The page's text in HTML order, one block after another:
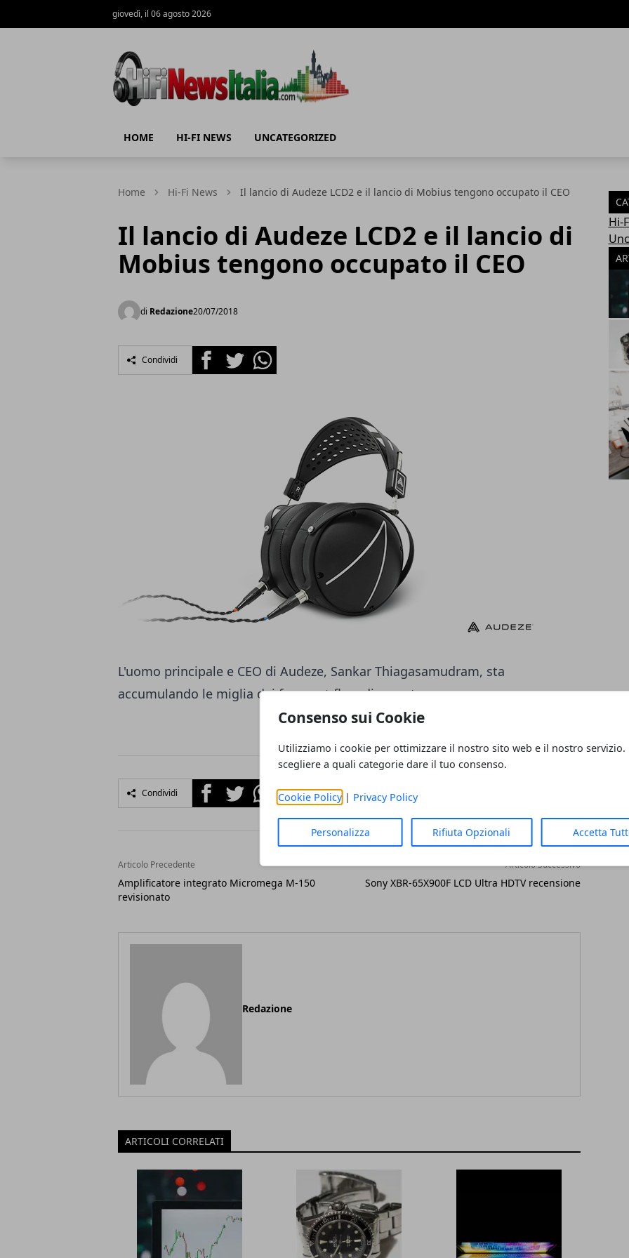
Consenso sui Cookie
Utilizziamo i cookie per ottimizzare il nostro sito web e il nostro servizio.
scegliere a quali categorie dare il tuo consenso.
Cookie Policy| Privacy Policy
Personalizza Rifiuta Opzionali Accetta
giovedì, il 06 agosto 2026
HOME HI-FI NEWS UNCATEGORIZED
Home Hi-Fi News Il lancio di Audeze LCD2 e il lancio di Mobius tengono occupato il CEO
Il lancio di Audeze LCD2 e il lancio di
Mobius tengono occupato il CEO
di Redazione20/07/2018
Condividi FacebookTwitterWhatsapp
L'uomo principale e CEO di Audeze, Sankar Thiagasamudram, sta
accumulando le miglia dei frequent flyer di recente.
Condividi FacebookTwitterWhatsapp
Articolo Precedente
Amplificatore integrato Micromega M-150
revisionato
Articolo Successivo
Sony XBR-65X900F LCD Ultra HDTV recensione
Redazione
ARTICOLI CORRELATI
Hi-